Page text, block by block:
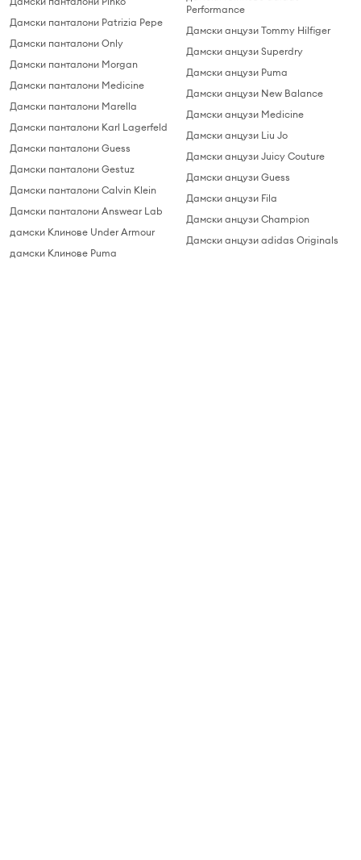
Дамски панталони Patrizia Pepe
Дамски панталони Only
Дамски панталони Morgan
Дамски панталони Medicine
Дамски панталони Marella
Дамски панталони Karl Lagerfeld
Дамски панталони Guess
Дамски панталони Gestuz
Дамски панталони Calvin Klein
Дамски панталони Answear Lab
дамски Клинове Under Armour
дамски Клинове Puma
Performance
Дамски анцузи Tommy Hilfiger
Дамски анцузи Superdry
Дамски анцузи Puma
Дамски анцузи New Balance
Дамски анцузи Medicine
Дамски анцузи Liu Jo
Дамски анцузи Juicy Couture
Дамски анцузи Guess
Дамски анцузи Fila
Дамски анцузи Champion
Дамски анцузи adidas Originals